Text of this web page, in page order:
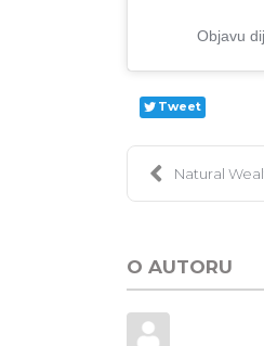
Objavu
Tweet
Natural
O AUTORU